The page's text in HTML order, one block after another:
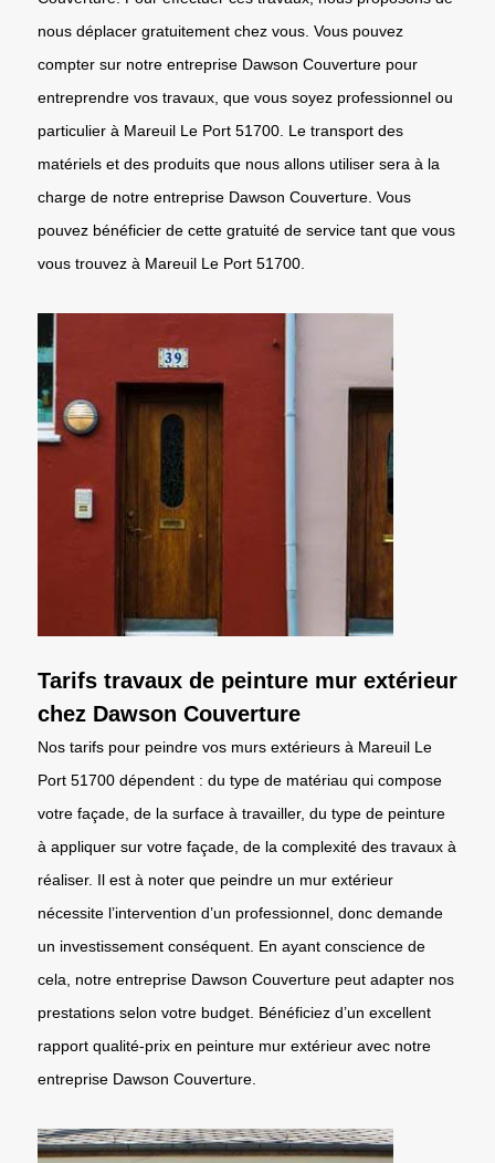
nous déplacer gratuitement chez vous. Vous pouvez
compter sur notre entreprise Dawson Couverture pour
entreprendre vos travaux, que vous soyez professionnel ou
particulier à Mareuil Le Port 51700. Le transport des
matériels et des produits que nous allons utiliser sera à la
charge de notre entreprise Dawson Couverture. Vous
pouvez bénéficier de cette gratuité de service tant que vous
vous trouvez à Mareuil Le Port 51700.
Tarifs travaux de peinture mur extérieur
chez Dawson Couverture
Nos tarifs pour peindre vos murs extérieurs à Mareuil Le
Port 51700 dépendent : du type de matériau qui compose
votre façade, de la surface à travailler, du type de peinture
à appliquer sur votre façade, de la complexité des travaux à
réaliser. Il est à noter que peindre un mur extérieur
nécessite l’intervention d’un professionnel, donc demande
un investissement conséquent. En ayant conscience de
cela, notre entreprise Dawson Couverture peut adapter nos
prestations selon votre budget. Bénéficiez d’un excellent
rapport qualité-prix en peinture mur extérieur avec notre
entreprise Dawson Couverture.